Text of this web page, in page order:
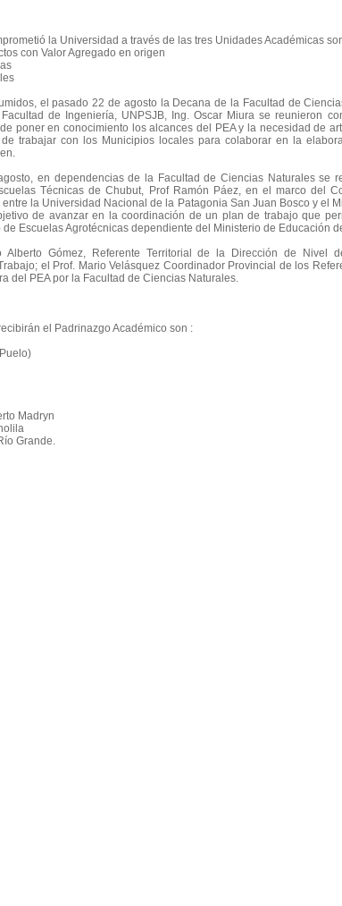
la Universidad a través de las tres Unidades Académicas
con Valor Agregado en origen
el pasado 22 de agosto la Decana de la Facultad de
de Ingeniería, UNPSJB, Ing. Oscar Miura se reunieron
poner en conocimiento los alcances del PEA y la necesidad de
trabajar con los Municipios locales para colaborar en la
en dependencias de la Facultad de Ciencias Naturales se
Técnicas de Chubut, Prof Ramón Páez, en el marco del
la Universidad Nacional de la Patagonia San Juan Bosco y el
de avanzar en la coordinación de un plan de trabajo que
Escuelas Agrotécnicas dependiente del Ministerio de Educación
Alberto Gómez, Referente Territorial de la Dirección de Nivel
el Prof. Mario Velásquez Coordinador Provincial de los
del PEA por la Facultad de Ciencias Naturales.
el Padrinazgo Académico son :
Madryn
Grande.